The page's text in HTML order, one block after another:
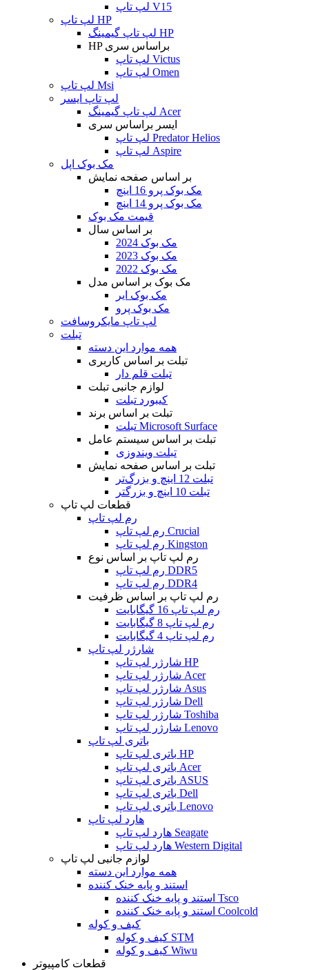
لپ تاپ V15
لپ تاپ HP
لپ تاپ گیمینگ HP
HP براساس سری
لپ تاپ Victus
لپ تاپ Omen
لپ تاپ Msi
لپ تاپ ایسر
لپ تاپ گیمینگ Acer
ایسر براساس سری
لپ تاپ Predator Helios
لپ تاپ Aspire
مک بوک اپل
بر اساس صفحه نمایش
مک بوک پرو 16 اینچ
مک بوک پرو 14 اینچ
قیمت مک بوک
بر اساس سال
مک بوک 2024
مک بوک 2023
مک بوک 2022
مک بوک بر اساس مدل
مک بوک ایر
مک بوک پرو
لپ تاپ مایکروسافت
تبلت
همه موارد این دسته
تبلت بر اساس کاربری
تبلت قلم دار
لوازم جانبی تبلت
کیبورد تبلت
تبلت بر اساس برند
تبلت Microsoft Surface
تبلت بر اساس سیستم عامل
تبلت ویندوزی
تبلت بر اساس صفحه نمایش
تبلت 12 اینچ و بزرگ‌تر
تبلت 10 اینچ و بزرگتر
قطعات لپ تاپ
رم لپ تاپ
رم لپ تاپ Crucial
رم لپ تاپ Kingston
رم لپ تاپ بر اساس نوع
رم لپ تاپ DDR5
رم لپ تاپ DDR4
رم لپ تاپ بر اساس ظرفیت
رم لپ تاپ 16 گیگابایت
رم لپ تاپ 8 گیگابایت
رم لپ تاپ 4 گیگابایت
شارژر لپ تاپ
شارژر لپ تاپ HP
شارژر لپ تاپ Acer
شارژر لپ تاپ Asus
شارژر لپ تاپ Dell
شارژر لپ تاپ Toshiba
شارژر لپ تاپ Lenovo
باتری لپ تاپ
باتری لپ تاپ HP
باتری لپ تاپ Acer
باتری لپ تاپ ASUS
باتری لپ تاپ Dell
باتری لپ تاپ Lenovo
هارد لپ تاپ
هارد لپ تاپ Seagate
هارد لپ تاپ Western Digital
لوازم جانبی لپ تاپ
همه موارد این دسته
استند و پایه خنک کننده
استند و پایه خنک کننده Tsco
استند و پایه خنک کننده Coolcold
کیف و کوله
کیف و کوله STM
کیف و کوله Wiwu
قطعات کامپیوتر